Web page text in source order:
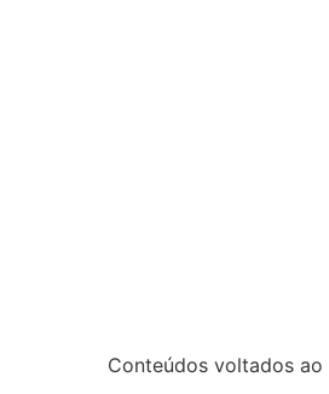
Conteúdos voltados